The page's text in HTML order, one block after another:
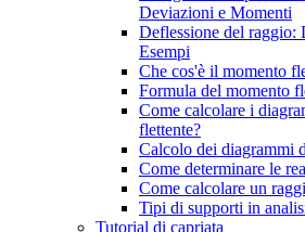
Deviazioni e Momenti
Deflessione del raggio:
Esempi
Che cos'è il momento
Formula del momento
Come calcolare i
flettente?
Calcolo dei diagrammi
Come determinare le
Come calcolare un
Tipi di supporti in
Tutorial di capriata